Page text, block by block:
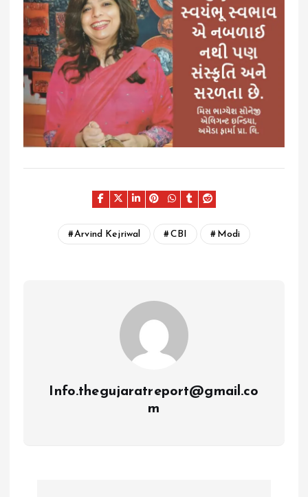
Arvind Kejriwal CBI Modi
Info.thegujaratreport@gmail.co
m